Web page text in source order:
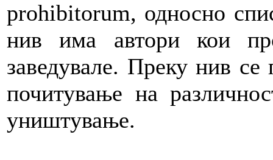
prohibitorum, односно
нив има автори кои
заведувале. Преку нив се
почитување на
уништување.